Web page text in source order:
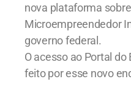
nova plataforma
Microempreendedor
governo federal.
O acesso ao Portal
feito por esse novo